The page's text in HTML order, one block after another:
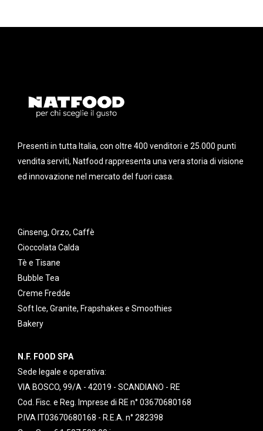
Presenti in tutta Italia, con oltre 400 venditori e 25.000 punti
vendita serviti, Natfood rappresenta una vera storia di visione
ed innovazione nel mercato del fuori casa.
Ginseng, Orzo, Caffè
Cioccolata Calda
Tè e Tisane
Bubble Tea
Creme Fredde
Soft Ice, Granite, Frapshakes e Smoothies
Bakery
N.F. FOOD SPA
Sede legale e operativa:
VIA BOSCO, 99/A - 42019 - SCANDIANO - RE
Cod. Fisc. e Reg. Imprese di RE n° 03670680168
P.IVA IT03670680168 - R.E.A. n° 282398